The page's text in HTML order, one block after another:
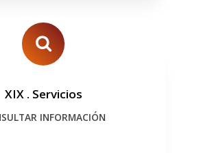
XIX . Servicios
INFORMACIÓN